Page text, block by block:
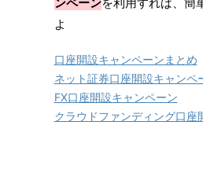
よ
口座開設キャンペーンまとめ
ネット証券口座開設キャンペ
FX口座開設キャンペーン
クラウドファンディング口座